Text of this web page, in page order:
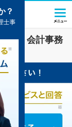
士・会計事務
？
士事